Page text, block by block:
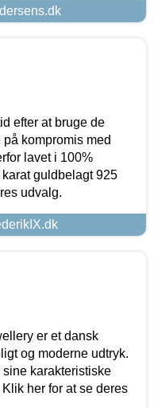
efter at bruge de
kompromis med
lavet i 100%
guldbelagt 925
udvalg.
er et dansk
og moderne udtryk.
karakteristiske
her for at se deres